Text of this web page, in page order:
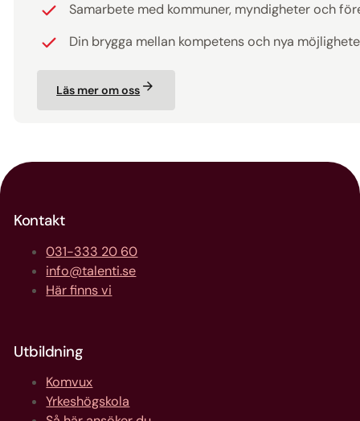
Samarbete med kommuner, myndigheter och
Din brygga mellan kompetens och nya
Läs mer om oss
Kontakt
031-333 20 60
info@talenti.se
Här finns vi
Utbildning
Komvux
Yrkeshögskola